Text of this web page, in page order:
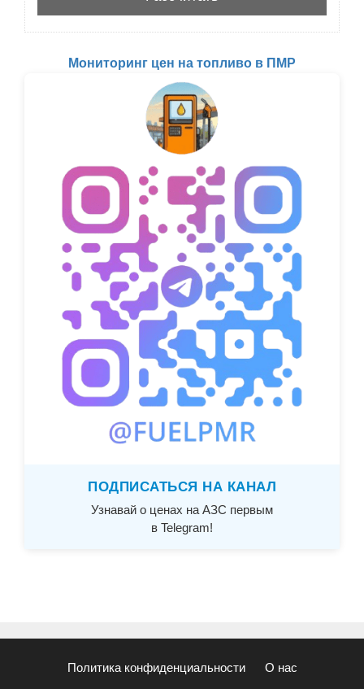
Мониторинг цен на топливо в ПМР
ПОДПИСАТЬСЯ НА КАНАЛ
Узнавай о ценах на АЗС первым
в Telegram!
Политика конфиденциальности О нас